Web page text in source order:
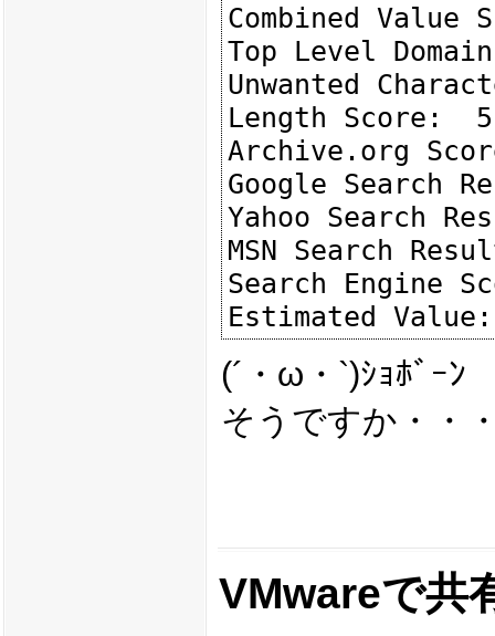
Combined Value
Top Level
Unwanted
Length Score:  5
Archive.org
Google Search
Yahoo Search
MSN Search
Search Engine
(´・ω・`)ｼｮﾎﾞｰﾝ
そうですか・・
VMwareで共